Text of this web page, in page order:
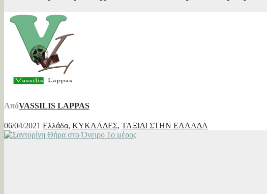
ΑπόVASSILIS LAPPAS
06/04/2021 Ελλάδα, ΚΥΚΛΑΔΕΣ, ΤΑΞΙΔΙ ΣΤΗΝ ΕΛΛΑΔΑ